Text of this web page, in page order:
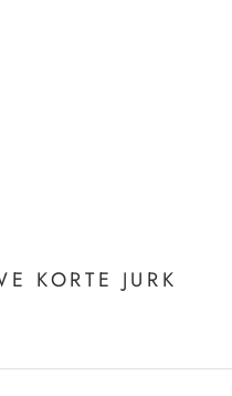
KORTE JURK